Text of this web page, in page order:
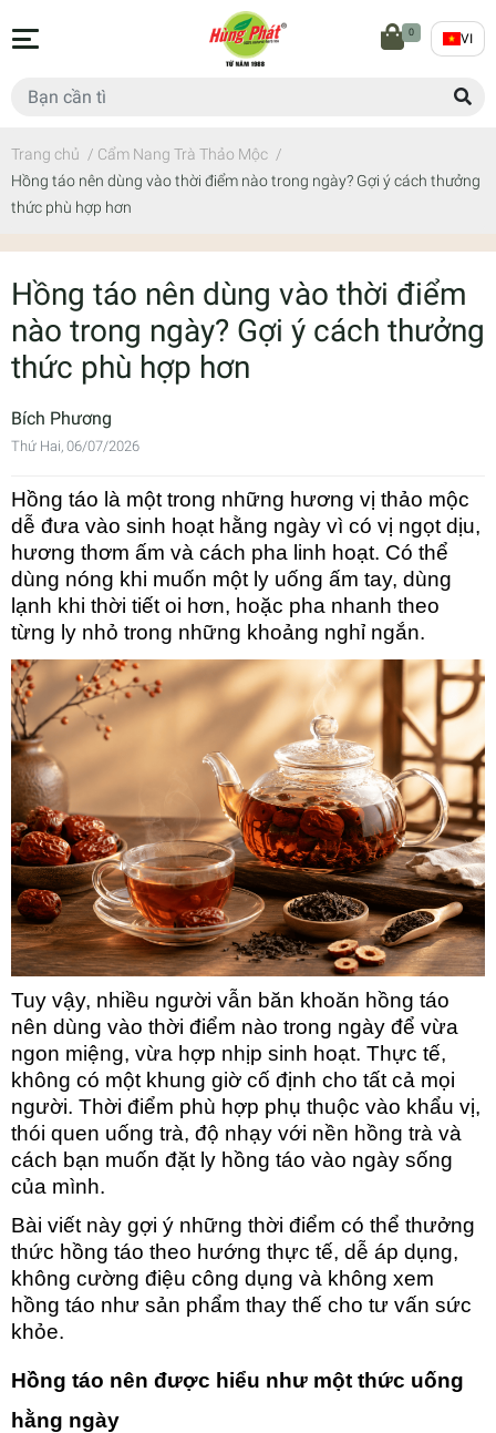
0 VI
Trang chủ / Cẩm Nang Trà Thảo Mộc /
Hồng táo nên dùng vào thời điểm nào trong ngày? Gợi ý cách thưởng
thức phù hợp hơn
Hồng táo nên dùng vào thời điểm
nào trong ngày? Gợi ý cách thưởng
thức phù hợp hơn
Bích Phương
Thứ Hai, 06/07/2026
Hồng táo là mộttrong những hương vị thảo mộc
dễ đưa vào sinh hoạt hằng ngày vì có vị ngọt dịu,
hương thơm ấm và cách pha linh hoạt. Có thể
dùng nóng khi muốn một ly uống ấm tay, dùng
lạnh khi thời tiết oi hơn, hoặc pha nhanh theo
từng ly nhỏ trong những khoảng nghỉ ngắn.
Tuy vậy, nhiều người vẫn băn khoăn hồng táo
nên dùng vào thời điểm nào trong ngày để vừa
ngon miệng, vừa hợp nhịp sinh hoạt. Thực tế,
không có một khung giờ cố định cho tất cả mọi
người. Thời điểm phù hợp phụ thuộc vào khẩu vị,
thói quen uống trà, độ nhạy với nền hồng trà và
cách bạn muốn đặt ly hồng táo vào ngày sống
của mình.
Bài viết này gợi ý những thời điểm có thể thưởng
thức hồng táo theo hướng thực tế, dễ áp dụng,
không cường điệu công dụng và không xem
hồng táo như sản phẩm thay thế cho tư vấn sức
khỏe.
Hồng táo nên được hiểu như một thức uống
hằng ngày